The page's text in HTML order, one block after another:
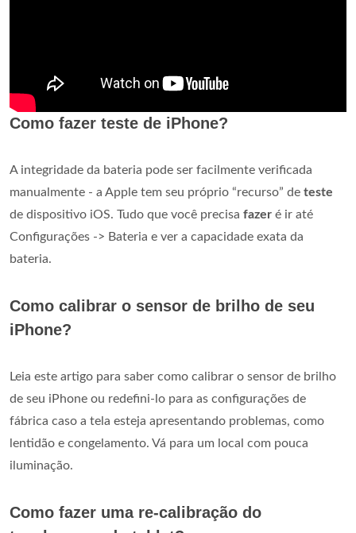
Como fazer teste de iPhone?
A integridade da bateria pode ser facilmente verificada
manualmente - a Apple tem seu próprio “recurso” de teste
de dispositivo iOS. Tudo que você precisa fazer é ir até
Configurações -> Bateria e ver a capacidade exata da
bateria.
Como calibrar o sensor de brilho de seu
iPhone?
Leia este artigo para saber como calibrar o sensor de brilho
de seu iPhone ou redefini-lo para as configurações de
fábrica caso a tela esteja apresentando problemas, como
lentidão e congelamento. Vá para um local com pouca
iluminação.
Como fazer uma re-calibração do